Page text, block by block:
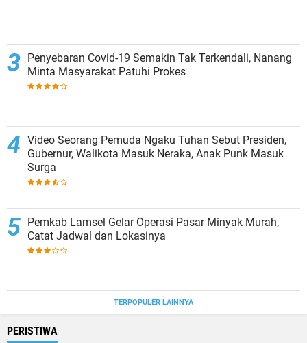
Penyebaran Covid-19 Semakin Tak Terkendali, Nanang
Minta Masyarakat Patuhi Prokes
Video Seorang Pemuda Ngaku Tuhan Sebut Presiden,
Gubernur, Walikota Masuk Neraka, Anak Punk Masuk
Surga
Pemkab Lamsel Gelar Operasi Pasar Minyak Murah,
Catat Jadwal dan Lokasinya
TERPOPULER LAINNYA
PERISTIWA